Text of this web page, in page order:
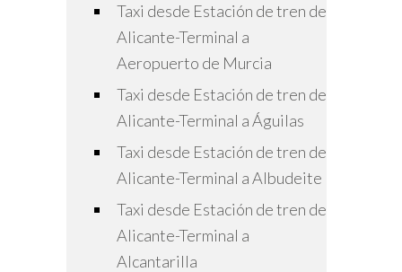
Taxi desde Estación de tren de
Alicante-Terminal a
Aeropuerto de Murcia
Taxi desde Estación de tren de
Alicante-Terminal a Águilas
Taxi desde Estación de tren de
Alicante-Terminal a Albudeite
Taxi desde Estación de tren de
Alicante-Terminal a
Alcantarilla